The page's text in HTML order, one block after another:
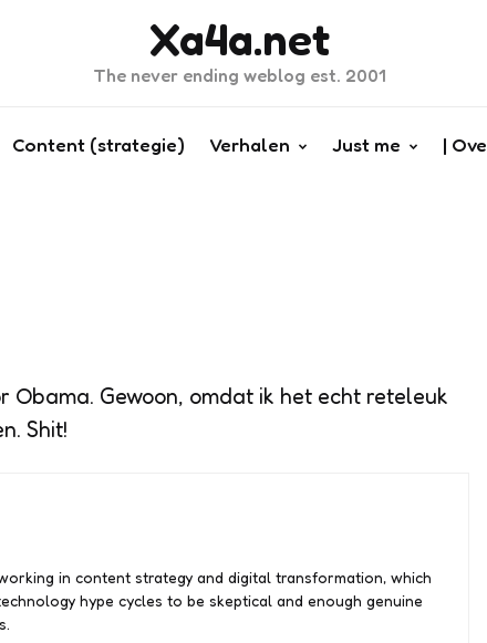
Xa4a.net
The never ending weblog est. 2001
Content (strategie) Verhalen Just me |
Obama. Gewoon, omdat ik het echt reteleuk
Shit!
in content strategy and digital transformation, which
hype cycles to be skeptical and enough genuine